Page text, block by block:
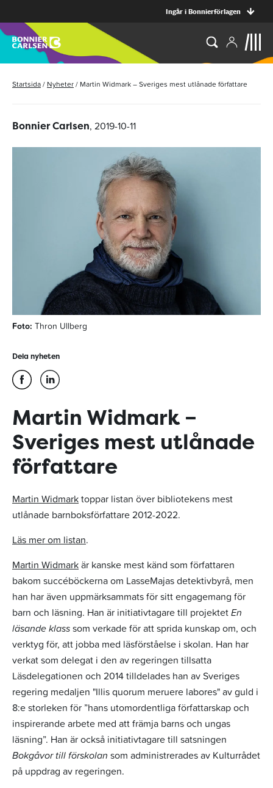
Ingår i Bonnierförlagen
Startsida/ Nyheter/ Martin Widmark – Sveriges mest utlånade författare
Bonnier Carlsen, 2019-10-11
Foto: Thron Ullberg
Dela nyheten
Martin Widmark –
Sveriges mest utlånade
författare
Martin Widmarktoppar listan över bibliotekens mest
utlånade barnboksförfattare 2012-2022.
Läs mer om listan.
Martin Widmarkär kanske mest känd som författaren
bakom succéböckerna om LasseMajas detektivbyrå, men
han har även uppmärksammats för sitt engagemang för
barn och läsning. Han är initiativtagare till projektetEn
läsande klasssom verkade för att sprida kunskap om, och
verktyg för, att jobba med läsförståelse i skolan. Han har
verkat som delegat i den av regeringen tillsatta
Läsdelegationen och 2014 tilldelades han av Sveriges
regering medaljen "Illis quorum meruere labores" av guld i
8:e storleken för ”hans utomordentliga författarskap och
inspirerande arbete med att främja barns och ungas
läsning”. Han är också initiativtagare till satsningen
Bokgåvor till förskolan som administrerades av Kulturrådet
på uppdrag av regeringen.